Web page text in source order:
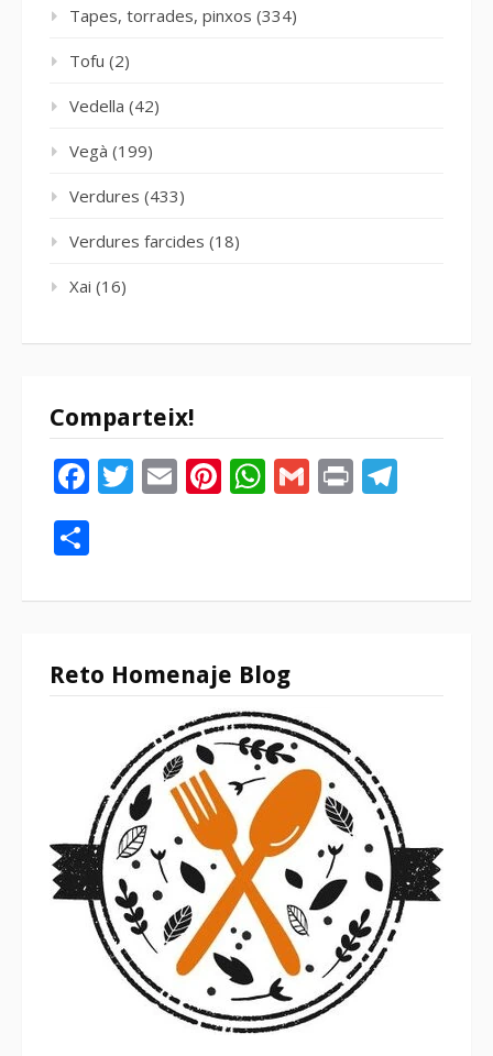
Tapes, torrades, pinxos (334)
Tofu (2)
Vedella (42)
Vegà (199)
Verdures (433)
Verdures farcides (18)
Xai (16)
Comparteix!
Facebook
Twitter
EmailPinterest
WhatsApp
Gmail
Print
Reto Homenaje Blog